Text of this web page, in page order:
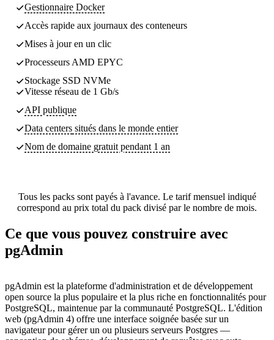
Gestionnaire Docker
Accès rapide aux journaux des conteneurs
Mises à jour en un clic
Processeurs AMD EPYC
Stockage SSD NVMe
Vitesse réseau de 1 Gb/s
API publique
Data centers situés dans le monde entier
Nom de domaine gratuit pendant 1 an
Tous les packs sont payés à l'avance. Le tarif mensuel indiqué
correspond au prix total du pack divisé par le nombre de mois.
Ce que vous pouvez construire avec
pgAdmin
pgAdmin est la plateforme d'administration et de développement
open source la plus populaire et la plus riche en fonctionnalités pour
PostgreSQL, maintenue par la communauté PostgreSQL. L'édition
web (pgAdmin 4) offre une interface soignée basée sur un
navigateur pour gérer un ou plusieurs serveurs Postgres —